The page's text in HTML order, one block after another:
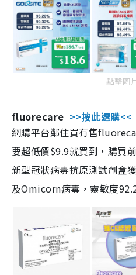
點擊圖
fluorecare >>按此選購<<
網購平台鄰住買有售
要超低價$9.9就買到，購買
新型冠狀病毒抗原測試劑盒
及Omicorn病毒，靈敏度